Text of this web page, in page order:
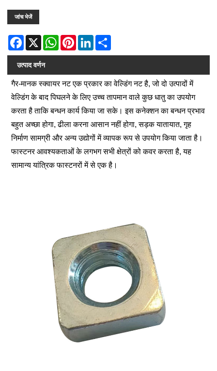
जांच भेजें
Facebook
X WhatsAppPinterestLinkedIn
उत्पाद वर्णन
गैर-मानक स्क्वायर नट एक प्रकार का वेल्डिंग नट है, जो दो उत्पादों में
वेल्डिंग के बाद पिघलने के लिए उच्च तापमान वाले कुछ धातु का उपयोग
करता है ताकि बन्धन कार्य किया जा सके। इस कनेक्शन का बन्धन प्रभाव
बहुत अच्छा होगा, ढीला करना आसान नहीं होगा, सड़क यातायात, गृह
निर्माण सामग्री और अन्य उद्योगों में व्यापक रूप से उपयोग किया जाता है।
फास्टनर आवश्यकताओं के लगभग सभी क्षेत्रों को कवर करता है, यह
सामान्य यांत्रिक फास्टनरों में से एक है।